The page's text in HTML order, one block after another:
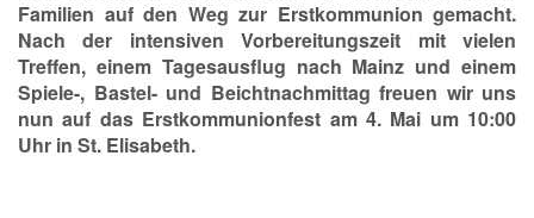
Familien auf den Weg zur Erstkommunion gemacht.
Nach der intensiven Vorbereitungszeit mit vielen
Treffen, einem Tagesausflug nach Mainz und einem
Spiele-, Bastel- und Beichtnachmittag freuen wir uns
nun auf das Erstkommunionfest am 4. Mai um 10:00
Uhr in St. Elisabeth.